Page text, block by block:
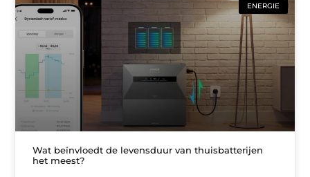
ENERGIE
Wat beïnvloedt de levensduur van thuisbatterijen
het meest?